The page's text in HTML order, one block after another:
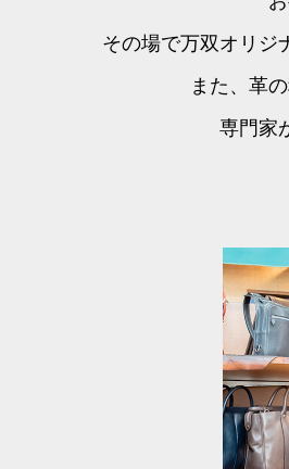
その場で万双オリジ
また、革
専門家